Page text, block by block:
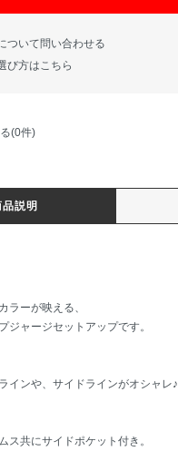
ついて問い合わせる
び方はこちら
(0件)
品説明
ラーが映える、
ジャージセットアップです。
インや、サイドラインがオシャレ♪
ス共にサイドポケット付き。